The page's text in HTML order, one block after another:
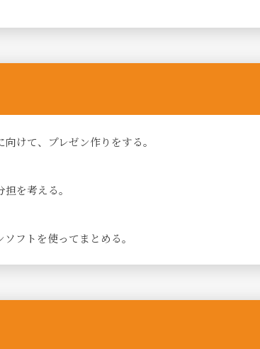
けて、プレゼン作りをする。
を考える。
フトを使ってまとめる。